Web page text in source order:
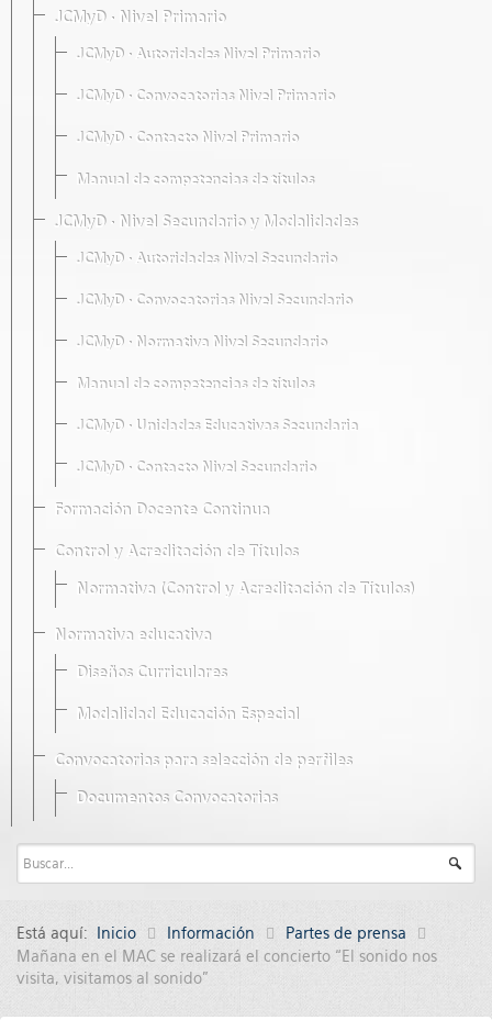
JCMyD · Nivel Primario
JCMyD · Autoridades Nivel Primario
JCMyD · Convocatorias Nivel Primario
JCMyD · Contacto Nivel Primario
Manual de competencias de títulos
JCMyD · Nivel Secundario y Modalidades
JCMyD · Autoridades Nivel Secundario
JCMyD · Convocatorias Nivel Secundario
JCMyD · Normativa Nivel Secundario
Manual de competencias de títulos
JCMyD · Unidades Educativas Secundaria
JCMyD · Contacto Nivel Secundario
Formación Docente Continua
Control y Acreditación de Títulos
Normativa (Control y Acreditación de Títulos)
Normativa educativa
Diseños Curriculares
Modalidad Educación Especial
Convocatorias para selección de perfiles
Documentos Convocatorias
Está aquí: Inicio Información
Partes de prensa
Mañana en el MAC se realizará el concierto “El sonido nos
visita, visitamos al sonido”